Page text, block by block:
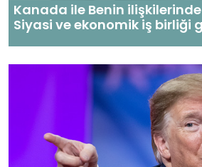
Kanada ile Benin
Siyasi ve ekonomik iş birliği